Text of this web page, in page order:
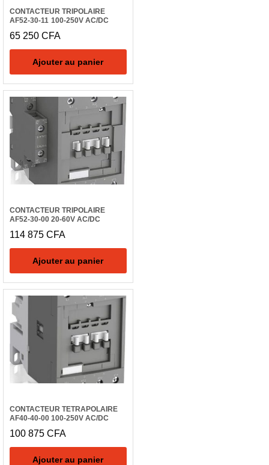
CONTACTEUR TRIPOLAIRE
AF52-30-11 100-250V AC/DC
65 250 CFA
Ajouter au panier
CONTACTEUR TRIPOLAIRE
AF52-30-00 20-60V AC/DC
114 875 CFA
Ajouter au panier
CONTACTEUR TETRAPOLAIRE
AF40-40-00 100-250V AC/DC
100 875 CFA
Ajouter au panier